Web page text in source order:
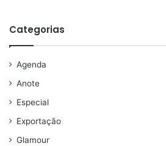
Categorias
Agenda
Anote
Especial
Exportação
Glamour